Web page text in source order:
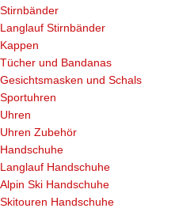
Stirnbänder
Langlauf Stirnbänder
Kappen
Tücher und Bandanas
Gesichtsmasken und Schals
Sportuhren
Uhren
Uhren Zubehör
Handschuhe
Langlauf Handschuhe
Alpin Ski Handschuhe
Skitouren Handschuhe